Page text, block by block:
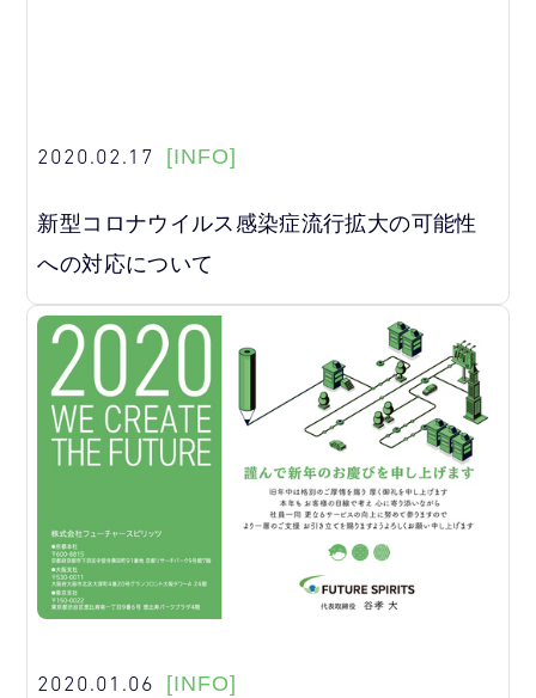
2020.02.17 [INFO]
新型コロナウイルス感染症流行拡大の可能性
への対応について
2020.01.06 [INFO]